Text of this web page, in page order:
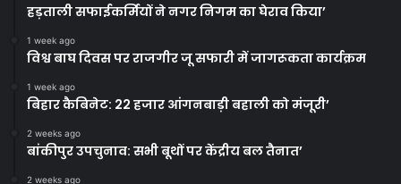
हड़ताली सफाईकर्मियों ने नगर निगम का घेराव किया’
1 week ago
विश्व बाघ दिवस पर राजगीर जू सफारी में जागरूकता कार्यक्रम
1 week ago
बिहार कैबिनेट: 22 हजार आंगनबाड़ी बहाली को मंजूरी’
2 weeks ago
बांकीपुर उपचुनाव: सभी बूथों पर केंद्रीय बल तैनात’
2 weeks ago